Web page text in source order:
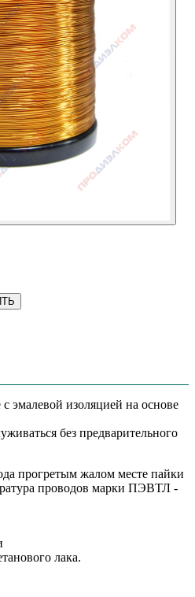
эмалевой изоляцией на основе
без предварительного
прогретым жалом месте пайки
проводов марки ПЭВТЛ -
лака.